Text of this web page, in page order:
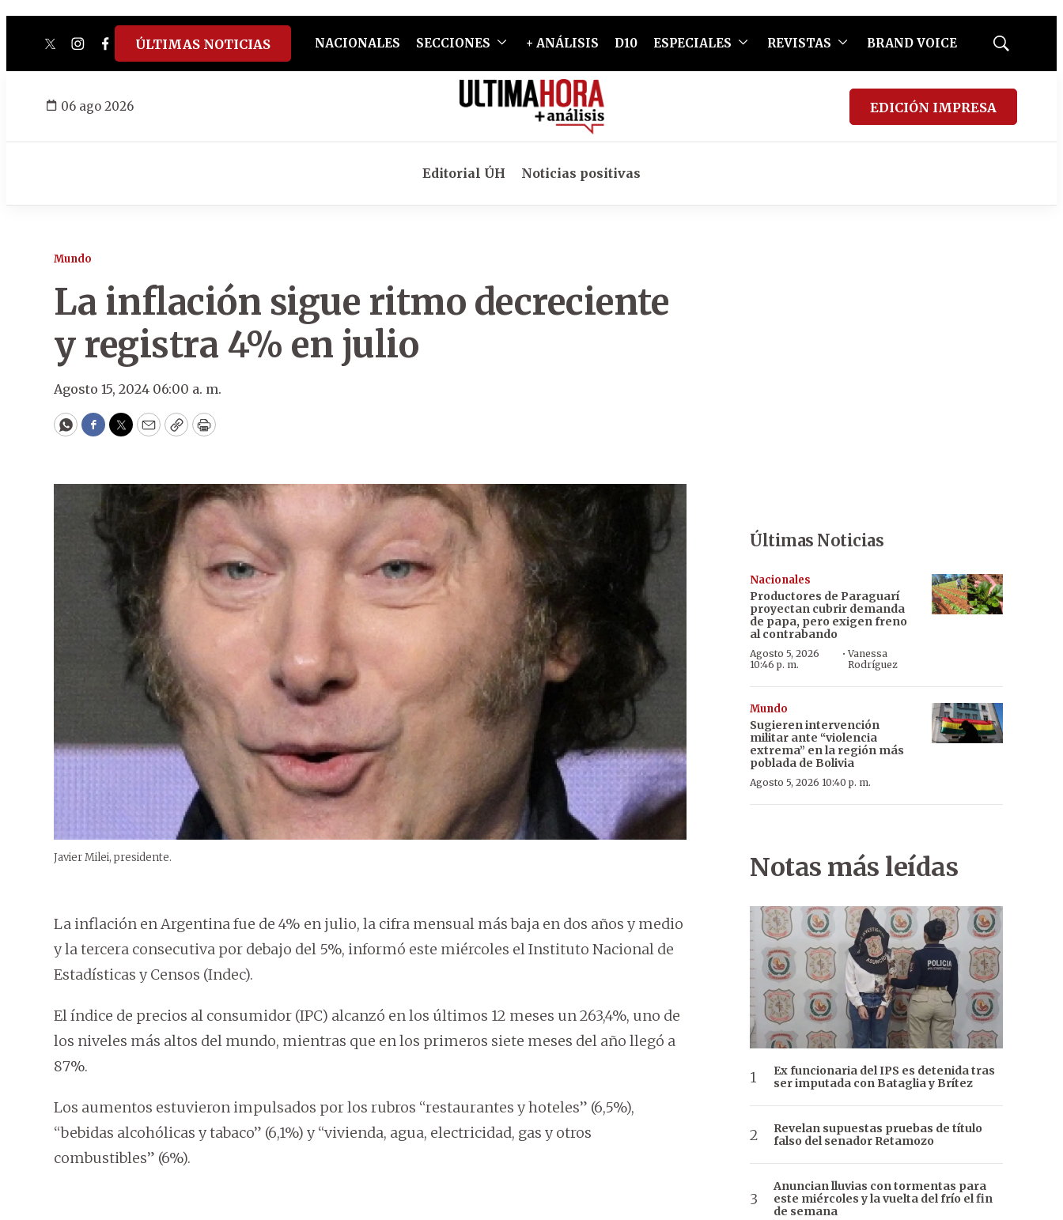
twitterinstagram
facebook
tiktokyoutube
spotify
ÚLTIMAS NOTICIAS NACIONALES SECCIONES + ANÁLISIS D10 ESPECIALES REVISTAS BRAND VOICE
Mostrar
06 ago 2026 EDICIÓN IMPRESA
Editorial ÚH Noticias positivas
Mundo
La inflación sigue ritmo decreciente
y registra 4% en julio
Agosto 15, 2024 06:00 a. m.
WhatsApp
Facebook
Twitter
EmailCopyPrint
Javier Milei, presidente.
La inflación en Argentina fue de 4% en julio, la cifra mensual más baja en dos años y medio
y la tercera consecutiva por debajo del 5%, informó este miércoles el Instituto Nacional de
Estadísticas y Censos (Indec).
El índice de precios al consumidor (IPC) alcanzó en los últimos 12 meses un 263,4%, uno de
los niveles más altos del mundo, mientras que en los primeros siete meses del año llegó a
87%.
Los aumentos estuvieron impulsados por los rubros “restaurantes y hoteles” (6,5%),
“bebidas alcohólicas y tabaco” (6,1%) y “vivienda, agua, electricidad, gas y otros
combustibles” (6%).
Últimas Noticias
Nacionales
Productores de Paraguarí
proyectan cubrir demanda
de papa, pero exigen freno
al contrabando
Agosto 5, 2026
10:46 p. m.
·Vanessa
Rodríguez
Mundo
Sugieren intervención
militar ante “violencia
extrema” en la región más
poblada de Bolivia
Agosto 5, 2026 10:40 p. m.
Notas más leídas
Ex funcionaria del IPS es detenida tras
ser imputada con Bataglia y Brítez
Revelan supuestas pruebas de título
falso del senador Retamozo
Anuncian lluvias con tormentas para
este miércoles y la vuelta del frío el fin
de semana